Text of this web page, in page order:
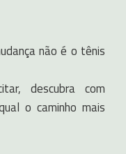
não é o tênis
descubra com
o caminho mais